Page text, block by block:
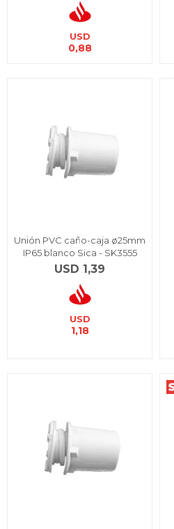
USD
0,88
Unión PVC caño-caja ø25mm
IP65 blanco Sica - SK3555
USD 1,39
USD
1,18